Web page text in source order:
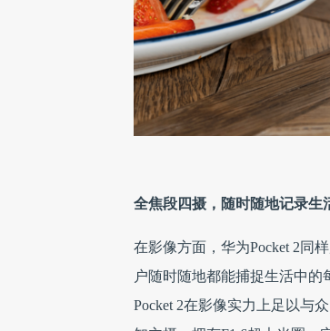
全焦段四摄，随时随地记录生
在影像方面，华为Pocket 2同
户随时随地都能捕捉生活中
Pocket 2在影像实力上足以与